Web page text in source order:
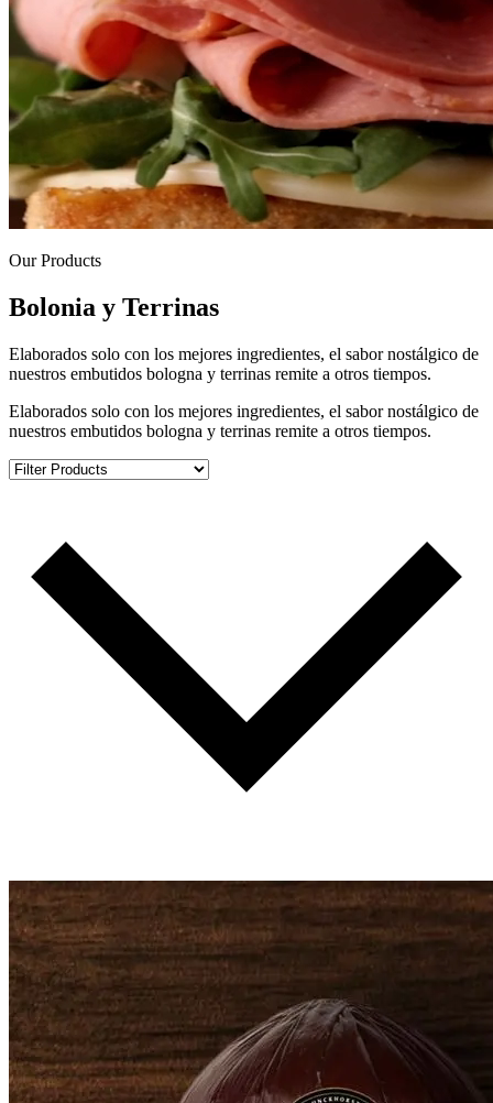
Our Products
Bolonia y Terrinas
Elaborados solo con los mejores ingredientes, el sabor nostálgico de
nuestros embutidos bologna y terrinas remite a otros tiempos.
Elaborados solo con los mejores ingredientes, el sabor nostálgico de
nuestros embutidos bologna y terrinas remite a otros tiempos.